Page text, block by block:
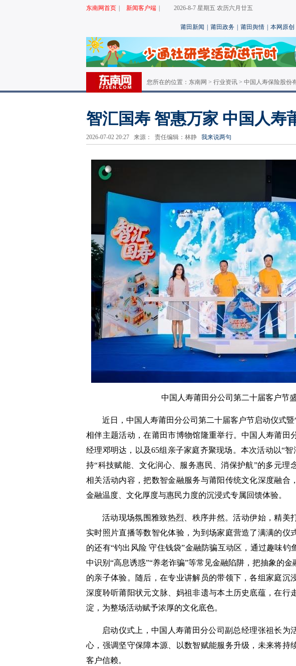
东南网首页 新闻客户端 2026-8-7 星期五 农历六月廿五
莆田新闻 莆田政务 莆田舆情 本网原创
您所在的位置： 东南网 > 行业资讯 > 中国人寿保险股份
智汇国寿 智惠万家 中国人寿
2026-07-02 20:27 来源： 责任编辑：林静 我来说两句
中国人寿莆田分公司第二十届客户节
近日，中国人寿莆田分公司第二十届客户节启动仪式
相伴主题活动，在莆田市博物馆隆重举行。中国人寿莆田
经理邓明达，以及65组亲子家庭齐聚现场。本次活动以“
持“科技赋能、文化润心、服务惠民、消保护航”的多元理
相关活动内容，把数智金融服务与莆阳传统文化深度融合
金融温度、文化厚度与惠民力度的沉浸式专属回馈体验。
活动现场氛围雅致热烈、秩序井然。活动伊始，精美
实时照片直播等数智化体验，为到场家庭营造了满满的仪
的还有“钓出风险 守住钱袋”金融防骗互动区，通过趣味钓
中识别“高息诱惑”“养老诈骗”等常见金融陷阱，把抽象的
的亲子体验。随后，在专业讲解员的带领下，各组家庭沉
深度聆听莆阳状元文脉、妈祖非遗与本土历史底蕴，在行
淀，为整场活动赋予浓厚的文化底色。
启动仪式上，中国人寿莆田分公司副总经理张祖长为
心，强调坚守保障本源、以数智赋能服务升级，未来将持
客户信赖。